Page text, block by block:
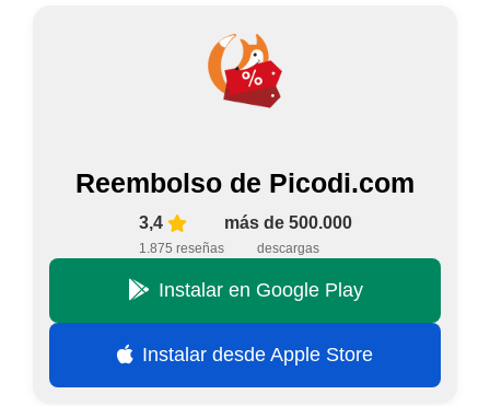
Reembolso de Picodi.com
3,4
1.875 reseñas
más de 500.000
descargas
Instalar en Google Play
Instalar desde Apple Store